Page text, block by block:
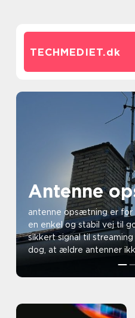
TECHMEDIET.dk
Antenne
antenne opsætning er for
en enkel og stabil vej til
sikkert signal til
dog, at ældre antenner